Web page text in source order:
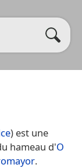
) est une
hameau d'O
.